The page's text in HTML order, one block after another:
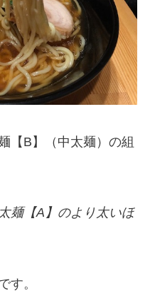
【B】（中太麺）の組
麺【A】のより太いほ
す。